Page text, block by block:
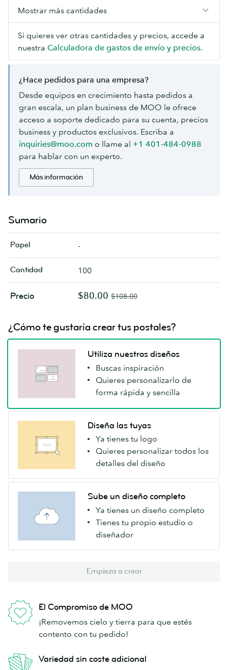
Mostrar más cantidades
Si quieres ver otras cantidades y precios, accede a
nuestra Calculadora de gastos de envío y precios.
¿Hace pedidos para una empresa?
Desde equipos en crecimiento hasta pedidos a
gran escala, un plan business de MOO le ofrece
acceso a soporte dedicado para su cuenta, precios
business y productos exclusivos. Escriba a
inquiries@moo.com o llame al +1 401-484-0988
para hablar con un experto.
Más información
Sumario
Papel -
Cantidad 100
Precio $80.00 $108.00
¿Cómo te gustaría crear tus postales?
Utiliza nuestros diseños
Buscas inspiración
Quieres personalizarlo de
forma rápida y sencilla
Diseña las tuyas
Ya tienes tu logo
Quieres personalizar todos los
detalles del diseño
Sube un diseño completo
Ya tienes un diseño completo
Tienes tu propio estudio o
diseñador
Empieza a crear
El Compromiso de MOO
¡Removemos cielo y tierra para que estés
contento con tu pedido!
Variedad sin coste adicional